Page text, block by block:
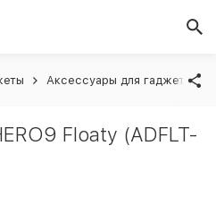
Аксессуары для гаджетов
Floaty (ADFLT-